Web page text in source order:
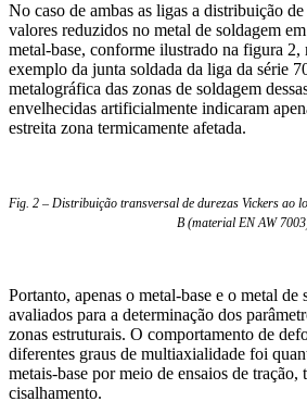
No caso de ambas as ligas a distribuição
valores reduzidos no metal de soldagem
metal-base, conforme ilustrado na figura 2,
exemplo da junta soldada da liga da série
metalográfica das zonas de soldagem
envelhecidas artificialmente indicaram
estreita zona termicamente afetada.
Fig. 2 – Distribuição transversal de durezas Vickers ao
B (material EN AW
Portanto, apenas o metal-base e o metal de
avaliados para a determinação dos
zonas estruturais. O comportamento de
diferentes graus de multiaxialidade foi
metais-base por meio de ensaios de tração,
cisalhamento.